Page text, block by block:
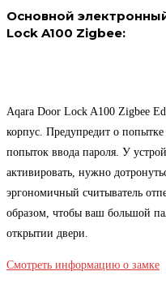
Основной
Lock A100 Zigbee:
Aqara Door Lock A100 Zigbee
корпус. Предупредит о
попыток ввода пароля. У
активировать, нужно
эргономичный считыватель
образом, чтобы ваш большой
открытии двери.
Смотреть информацию о замке